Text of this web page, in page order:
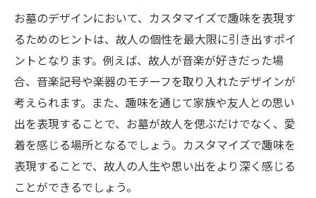
お墓のデザインにおいて、カスタマイズで趣味を表現す
るためのヒントは、故人の個性を最大限に引き出すポイ
ントとなります。例えば、故人が音楽が好きだった場
合、音楽記号や楽器のモチーフを取り入れたデザインが
考えられます。また、趣味を通じて家族や友人との思い
出を表現することで、お墓が故人を偲ぶだけでなく、愛
着を感じる場所となるでしょう。カスタマイズで趣味を
表現することで、故人の人生や思い出をより深く感じる
ことができるでしょう。